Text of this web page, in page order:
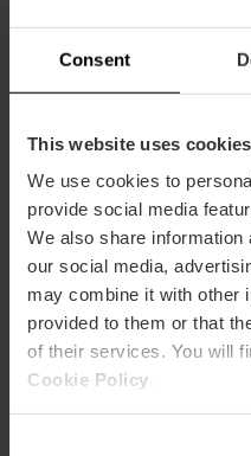
Consent
This website uses cookies
We use cookies to
provide social media
We also share
our social media,
may combine it with other
provided to them or that
of their services. You will
Cookie Policy
proximidad con la brisa
en el litoral urbano